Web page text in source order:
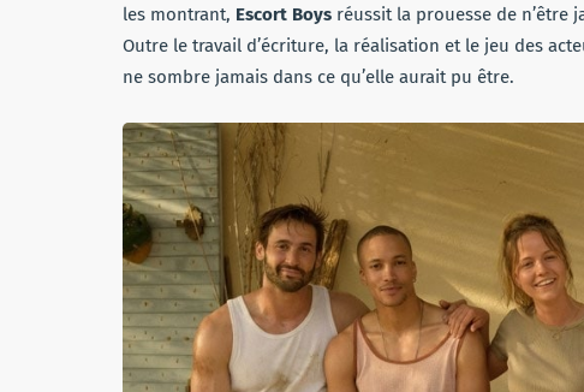
les montrant, Escort Boys réussit la prouesse de n’être
Outre le travail d’écriture, la réalisation et le jeu des
ne sombre jamais dans ce qu’elle aurait pu être.